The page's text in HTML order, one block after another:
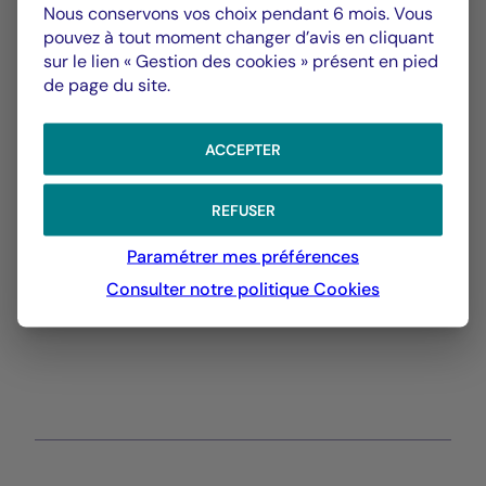
Performances Passées
PDF 575 Ko
Scénarios de Performance 2025-03-31
PDF 523 Ko
Afficher plus
Nous conservons vos choix pendant 6 mois. Vous
pouvez à tout moment changer d’avis en cliquant
sur le lien « Gestion des cookies » présent en pied
de page du site.
ACCEPTER
REFUSER
Paramétrer mes préférences
Consulter notre politiqueCookies